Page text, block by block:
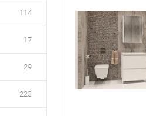
114
17
29
223
В
Купить в 1 клик
В избранное